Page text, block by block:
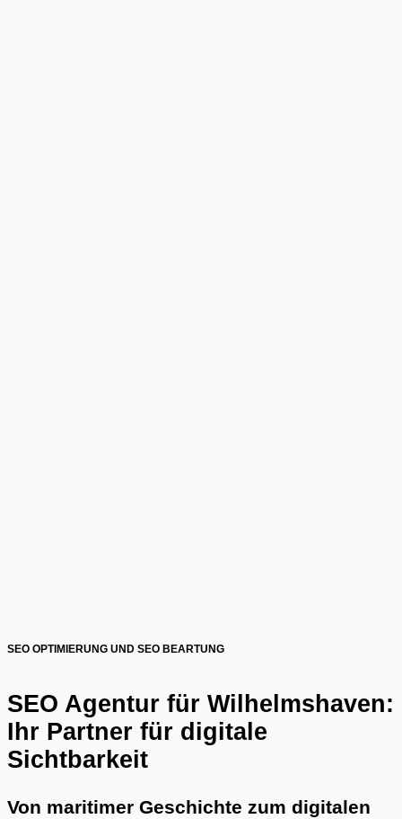
SEO OPTIMIERUNG UND SEO BEARTUNG
SEO Agentur für Wilhelmshaven:
Ihr Partner für digitale
Sichtbarkeit
Von maritimer Geschichte zum digitalen